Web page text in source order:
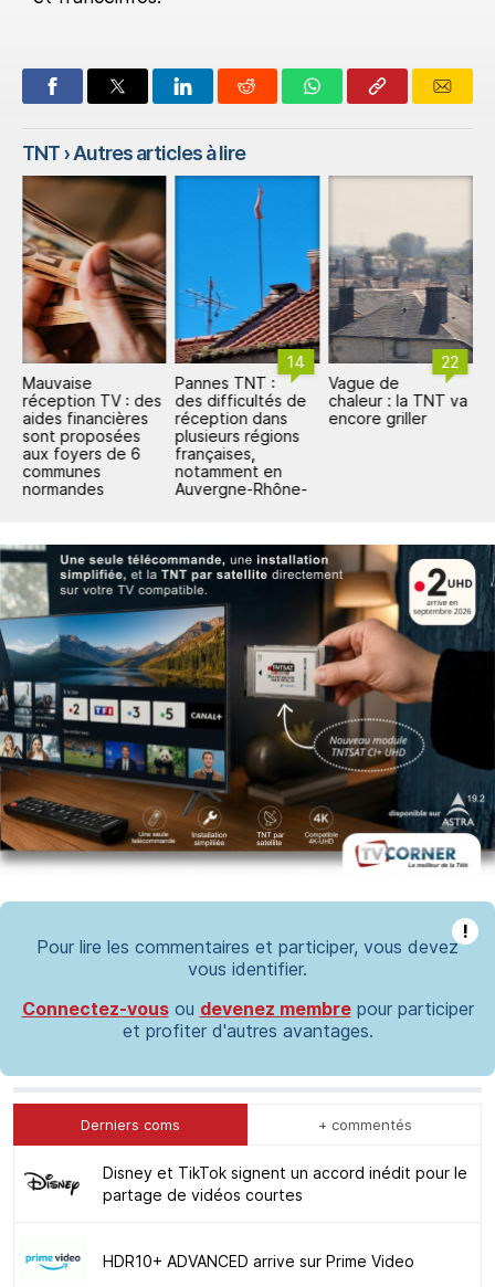
TNT› Autres articles à lire
Mauvaise
réception TV : des
aides financières
sont proposées
aux foyers de 6
communes
normandes
14
Pannes TNT :
des difficultés de
réception dans
plusieurs régions
françaises,
notamment en
Auvergne-Rhône-
22
Vague de
chaleur : la TNT va
encore griller
!
Pour lire les commentaires et participer, vous devez
vous identifier.
Connectez-vousou devenez membrepour participer
et profiter d'autres avantages.
Derniers coms + commentés
Disney et TikTok signent un accord inédit pour le
partage de vidéos courtes
HDR10+ ADVANCED arrive sur Prime Video